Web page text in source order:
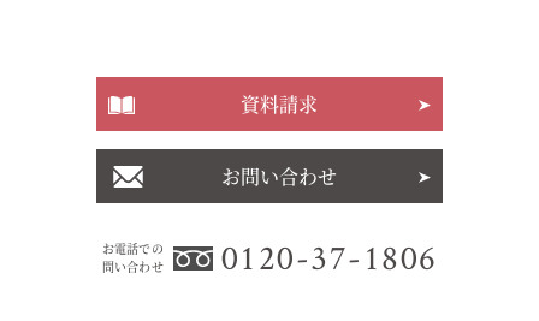
お電話での
問い合わせ
0120-37-1806
資料請求
お問い合わせ